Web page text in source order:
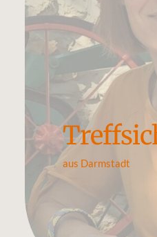
aus Darmstadt